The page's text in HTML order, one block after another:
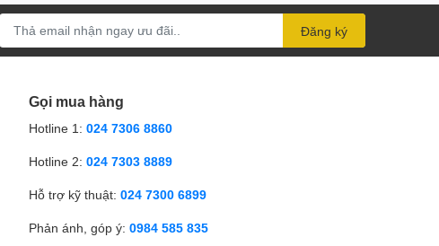
Đăng ký
Gọi mua hàng
Hotline 1: 024 7306 8860
Hotline 2: 024 7303 8889
Hỗ trợ kỹ thuật: 024 7300 6899
Phản ánh, góp ý: 0984 585 835